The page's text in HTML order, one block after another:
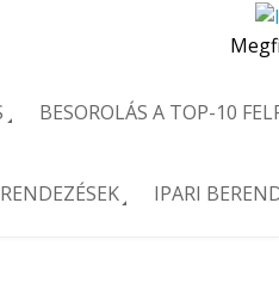
BESOROLÁS A TOP-10
IPARI